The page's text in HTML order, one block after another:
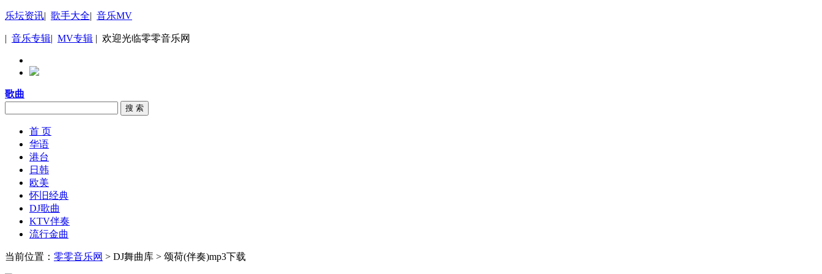
乐坛资讯| 歌手大全| 音乐MV
| 音乐专辑| MV专辑 | 欢迎光临零零音乐网
歌曲
搜 索
首 页
华语
港台
日韩
欧美
怀旧经典
DJ歌曲
KTV伴奏
流行金曲
当前位置： 零零音乐网 > DJ舞曲库 > 颂荷(伴奏)mp3下载